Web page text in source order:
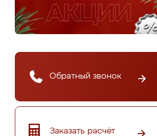
Обратный звонок
Заказать расчёт